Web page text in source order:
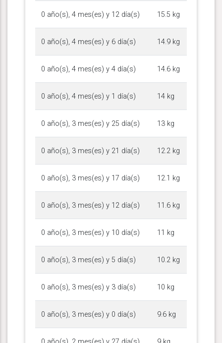
0 año(s), 4 mes(es) y 12 día(s) 15.5 kg
0 año(s), 4 mes(es) y 6 día(s) 14.9 kg
0 año(s), 4 mes(es) y 4 día(s) 14.6 kg
0 año(s), 4 mes(es) y 1 día(s) 14 kg
0 año(s), 3 mes(es) y 25 día(s) 13 kg
0 año(s), 3 mes(es) y 21 día(s) 12.2 kg
0 año(s), 3 mes(es) y 17 día(s) 12.1 kg
0 año(s), 3 mes(es) y 12 día(s) 11.6 kg
0 año(s), 3 mes(es) y 10 día(s) 11 kg
0 año(s), 3 mes(es) y 5 día(s) 10.2 kg
0 año(s), 3 mes(es) y 3 día(s) 10 kg
0 año(s), 3 mes(es) y 0 día(s) 9.6 kg